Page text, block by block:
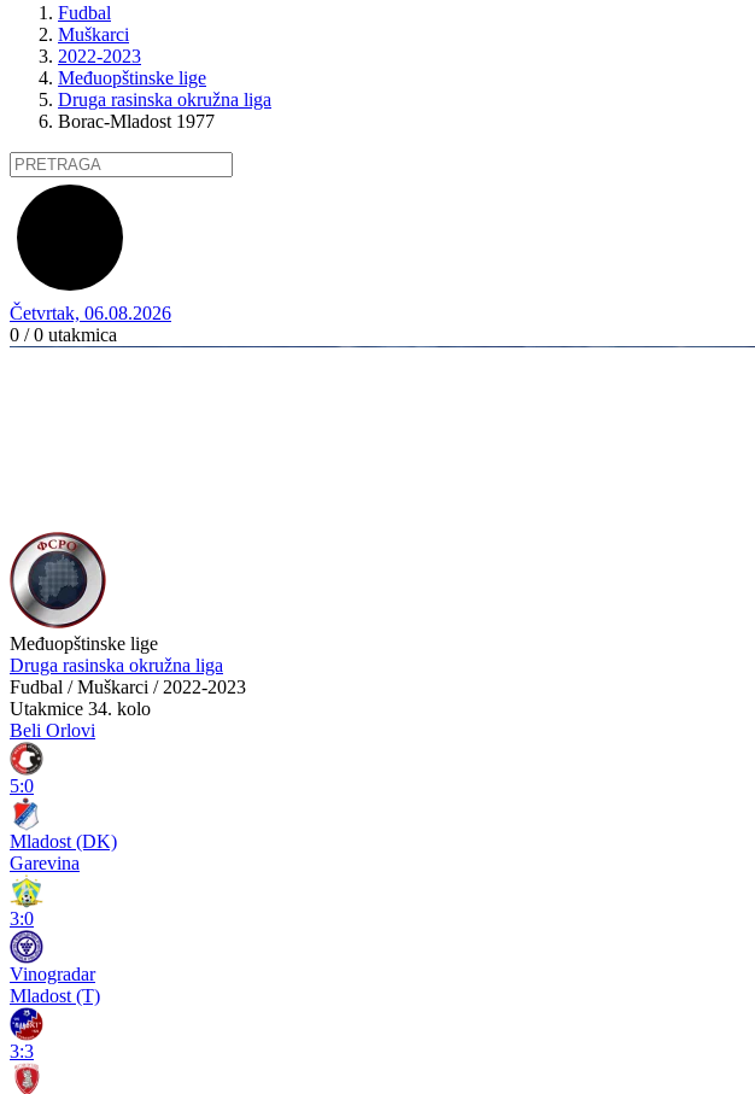
Fudbal
Muškarci
2022-2023
Međuopštinske lige
Druga rasinska okružna liga
Borac-Mladost 1977
Četvrtak, 06.08.2026
0 / 0 utakmica
Međuopštinske lige
Druga rasinska okružna liga
Fudbal / Muškarci / 2022-2023
Utakmice 34. kolo
Beli Orlovi
5:0
Mladost (DK)
Garevina
3:0
Vinogradar
Mladost (T)
3:3